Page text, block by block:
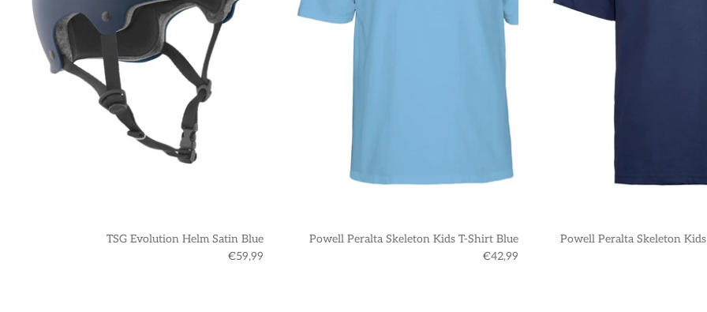
TSG Evolution Helm Satin Blue
€59,99
Powell Peralta Skeleton Kids T-Shirt Blue
€42,99
Powell Peralta Skeleton